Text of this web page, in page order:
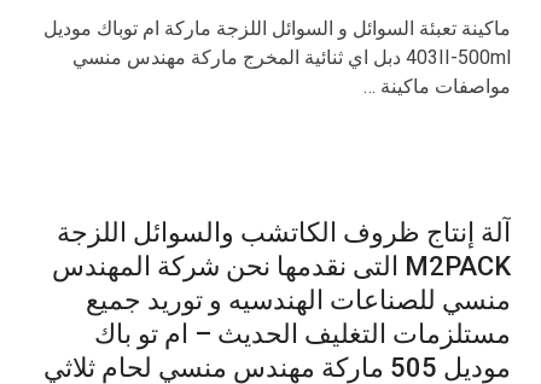
ماكينة تعبئة السوائل و السوائل اللزجة ماركة ام توباك موديل
403II-500ml دبل اي ثنائية المخرج ماركة مهندس منسي
مواصفات ماكينة …
آلة إنتاج ظروف الكاتشب والسوائل اللزجة
M2PACK التى نقدمها نحن شركة المهندس
منسي للصناعات الهندسيه و توريد جميع
مستلزمات التغليف الحديث – ام تو باك
موديل 505 ماركة مهندس منسي لحام ثلاثي